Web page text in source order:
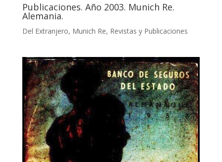
Publicaciones. Año 2003. Munich Re.
Alemania.
Del Extranjero, Munich Re, Revistas y Publicaciones